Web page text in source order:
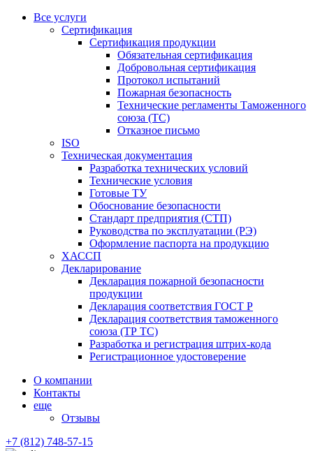
Все услуги
Сертификация
Сертификация продукции
Обязательная сертификация
Добровольная сертификация
Протокол испытаний
Пожарная безопасность
Технические регламенты Таможенного
союза (ТС)
Отказное письмо
ISO
Техническая документация
Разработка технических условий
Технические условия
Готовые ТУ
Обоснование безопасности
Стандарт предприятия (СТП)
Руководства по эксплуатации (РЭ)
Оформление паспорта на продукцию
ХАССП
Декларирование
Декларация пожарной безопасности
продукции
Декларация соответствия ГОСТ Р
Декларация соответствия таможенного
союза (ТР ТС)
Разработка и регистрация штрих-кода
Регистрационное удостоверение
О компании
Контакты
еще
Отзывы
+7 (812) 748-57-15